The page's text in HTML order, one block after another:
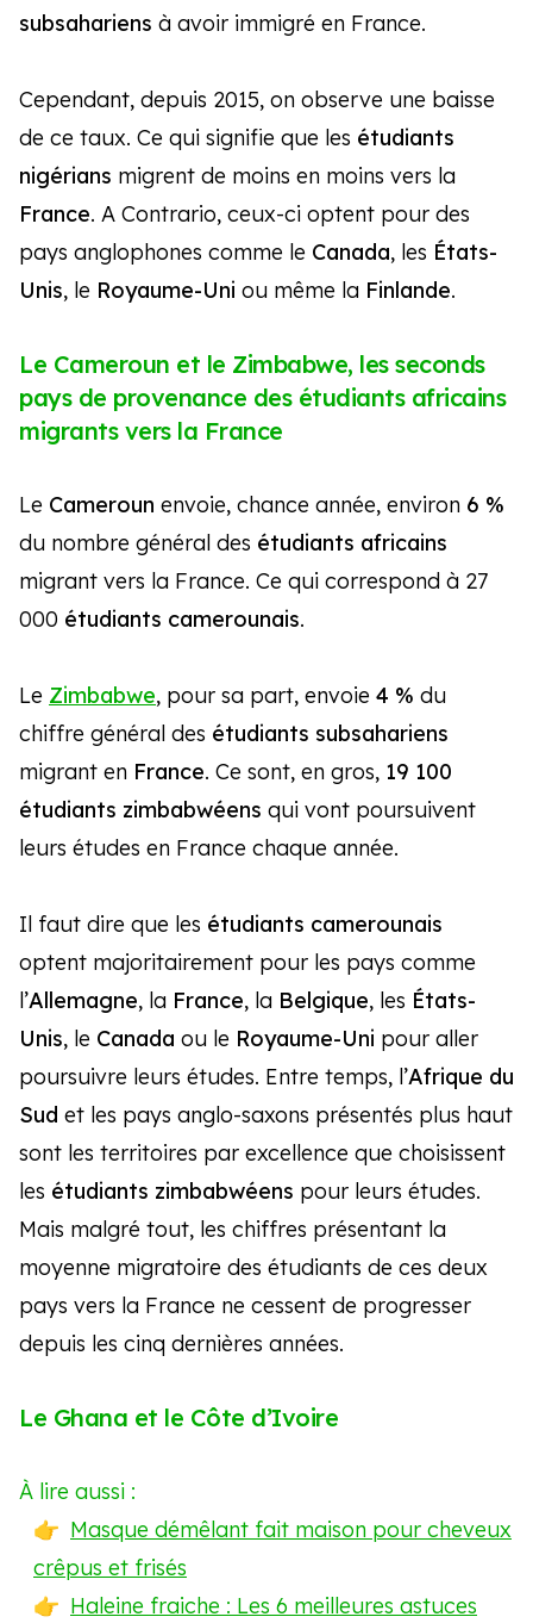
subsahariens à avoir immigré en France.
Cependant, depuis 2015, on observe une baisse
de ce taux. Ce qui signifie que les étudiants
nigérians migrent de moins en moins vers la
France. A Contrario, ceux-ci optent pour des
pays anglophones comme le Canada, les États-
Unis, le Royaume-Uni ou même la Finlande.
Le Cameroun et le Zimbabwe, les seconds
pays de provenance des étudiants africains
migrants vers la France
Le Cameroun envoie, chance année, environ 6 %
du nombre général des étudiants africains
migrant vers la France. Ce qui correspond à 27
000 étudiants camerounais.
Le Zimbabwe, pour sa part, envoie 4 % du
chiffre général des étudiants subsahariens
migrant en France. Ce sont, en gros, 19 100
étudiants zimbabwéens qui vont poursuivent
leurs études en France chaque année.
Il faut dire que les étudiants camerounais
optent majoritairement pour les pays comme
l’Allemagne, la France, la Belgique, les États-
Unis, le Canada ou le Royaume-Uni pour aller
poursuivre leurs études. Entre temps, l’Afrique du
Sud et les pays anglo-saxons présentés plus haut
sont les territoires par excellence que choisissent
les étudiants zimbabwéens pour leurs études.
Mais malgré tout, les chiffres présentant la
moyenne migratoire des étudiants de ces deux
pays vers la France ne cessent de progresser
depuis les cinq dernières années.
Le Ghana et le Côte d’Ivoire
À lire aussi :
Masque démêlant fait maison pour cheveux
crêpus et frisés
Haleine fraiche : Les 6 meilleures astuces